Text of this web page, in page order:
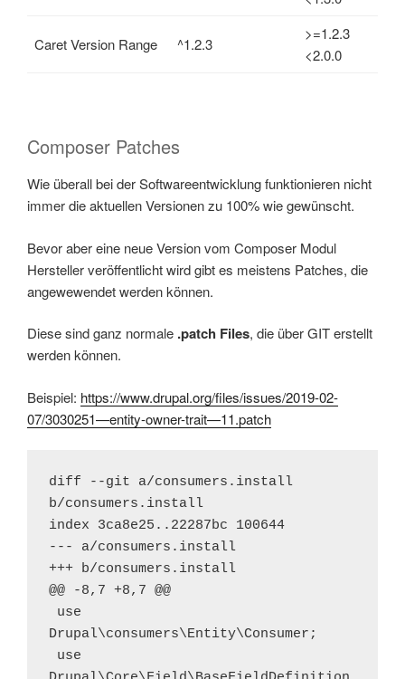
Caret Version Range ^1.2.3
>=1.2.3
<2.0.0
Composer Patches
Wie überall bei der Softwareentwicklung funktionieren nicht
immer die aktuellen Versionen zu 100% wie gewünscht.
Bevor aber eine neue Version vom Composer Modul
Hersteller veröffentlicht wird gibt es meistens Patches, die
angewewendet werden können.
Diese sind ganz normale .patch Files, die über GIT erstellt
werden können.
Beispiel: https://www.drupal.org/files/issues/2019-02-
07/3030251—​entity-owner-trait—​11.patch
diff --git a/consumers.install
b/consumers.install
index 3ca8e25..22287bc 100644
--- a/consumers.install
+++ b/consumers.install
@@ -8,7 +8,7 @@
Drupal\consumers\Entity\Consumer;